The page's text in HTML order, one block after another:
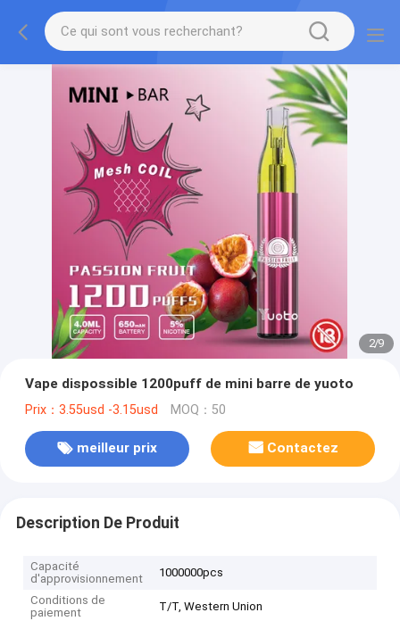
2/9
Vape dispossible 1200puff de mini barre de yuoto
Prix：3.55usd -3.15usd MOQ：50
meilleur prix Contactez
Description De Produit
Capacité
d'approvisionnement
1000000pcs
Conditions de
paiement
T/T, Western Union